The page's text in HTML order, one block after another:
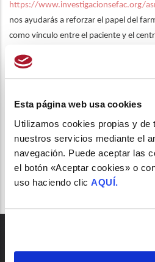
Esta página web usa cookies
Utilizamos cookies propias y de
nuestros servicios mediante el
navegación. Puede aceptar las
el botón «Aceptar cookies» o
uso haciendo clic AQUÍ.
https://www.investigacionsefac.org/
nos ayudarás a reforzar el papel del
como vínculo entre el paciente y el
ASMA